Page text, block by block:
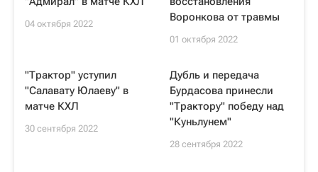
04 октября 2022
Воронкова от травмы
01 октября 2022
"Трактор" уступил
"Салавату Юлаеву" в
матче КХЛ
30 сентября 2022
Дубль и передача
Бурдасова принесли
"Трактору" победу над
"Куньлунем"
28 сентября 2022